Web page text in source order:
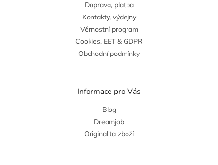
Doprava, platba
Kontakty, výdejny
Věrnostní program
Cookies, EET & GDPR
Obchodní podmínky
Informace pro Vás
Blog
Dreamjob
Originalita zboží